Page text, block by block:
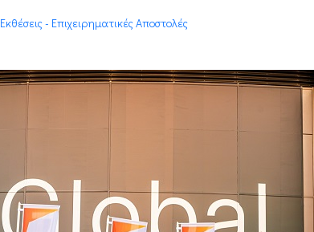
Εκθέσεις - Επιχειρηματικές Αποστολές